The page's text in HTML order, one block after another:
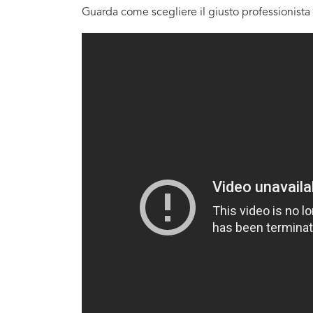
Guarda come scegliere il giusto professionista